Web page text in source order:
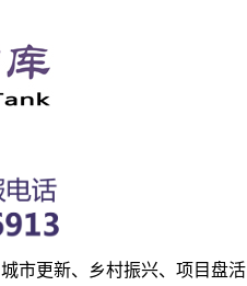
市更新、乡村振兴、项目盘活